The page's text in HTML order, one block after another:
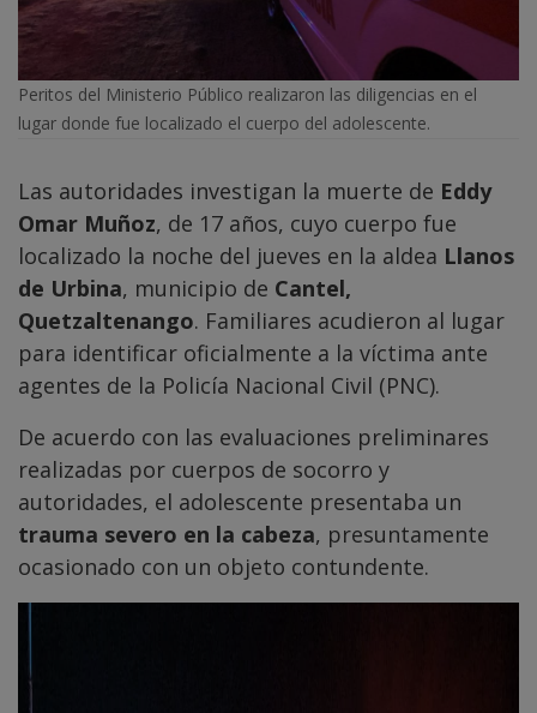
Peritos del Ministerio Público realizaron las diligencias en el
lugar donde fue localizado el cuerpo del adolescente.
Las autoridades investigan la muerte de Eddy
Omar Muñoz, de 17 años, cuyo cuerpo fue
localizado la noche del jueves en la aldea Llanos
de Urbina, municipio de Cantel,
Quetzaltenango. Familiares acudieron al lugar
para identificar oficialmente a la víctima ante
agentes de la Policía Nacional Civil (PNC).
De acuerdo con las evaluaciones preliminares
realizadas por cuerpos de socorro y
autoridades, el adolescente presentaba un
trauma severo en la cabeza, presuntamente
ocasionado con un objeto contundente.